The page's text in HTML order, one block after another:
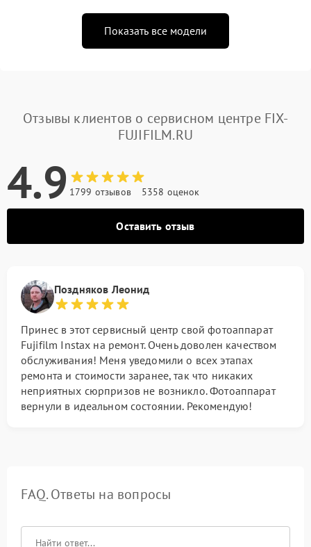
Показать все модели
Отзывы клиентов о сервисном центре FIX-
FUJIFILM.RU
4.9 1799 отзывов 5358 оценок
Оставить отзыв
Поздняков Леонид
Принес в этот сервисный центр свой фотоаппарат
Fujifilm Instax на ремонт. Очень доволен качеством
обслуживания! Меня уведомили о всех этапах
ремонта и стоимости заранее, так что никаких
неприятных сюрпризов не возникло. Фотоаппарат
вернули в идеальном состоянии. Рекомендую!
FAQ. Ответы на вопросы